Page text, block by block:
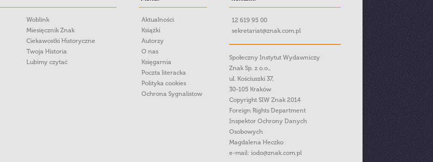
Woblink
Miesięcznik Znak
Ciekawostki Historyczne
Twoja Historia
Lubimy czytać
Aktualności
Książki
Autorzy
O nas
Księgarnia
Poczta literacka
Polityka cookies
Ochrona Sygnalistow
12 619 95 00
sekretariat@znak.com.pl
Społeczny Instytut Wydawniczy
Znak Sp. z o.o.,
ul. Kościuszki 37,
30-105 Kraków
Copyright SIW Znak 2014
Foreign Rights Department
Inspektor Ochrony Danych
Osobowych
Magdalena Heczko
e-mail: iodo@znak.com.pl